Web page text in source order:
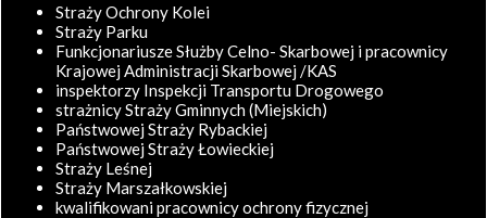
Straży Ochrony Kolei
Straży Parku
Funkcjonariusze Służby Celno- Skarbowej i pracownicy
Krajowej Administracji Skarbowej /KAS
inspektorzy Inspekcji Transportu Drogowego
strażnicy Straży Gminnych (Miejskich)
Państwowej Straży Rybackiej
Państwowej Straży Łowieckiej
Straży Leśnej
Straży Marszałkowskiej
kwalifikowani pracownicy ochrony fizycznej